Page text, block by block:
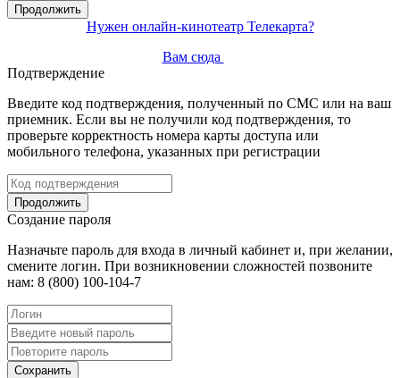
Продолжить
Нужен онлайн-кинотеатр Телекарта?
Вам сюда
Подтверждение
Введите код подтверждения, полученный по СМС или на ваш
приемник. Если вы не получили код подтверждения, то
проверьте корректность номера карты доступа или
мобильного телефона, указанных при регистрации
Продолжить
Создание пароля
Назначьте пароль для входа в личный кабинет и, при желании,
смените логин. При возникновении сложностей позвоните
нам: 8 (800) 100-104-7
Сохранить